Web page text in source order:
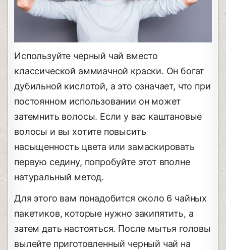
Используйте черный чай вместо
классической аммиачной краски. Он богат
дубильной кислотой, а это означает, что при
постоянном использовании он может
затемнить волосы. Если у вас каштановые
волосы и вы хотите повысить
насыщенность цвета или замаскировать
первую седину, попробуйте этот вполне
натуральный метод.
Для этого вам понадобится около 6 чайных
пакетиков, которые нужно закипятить, а
затем дать настояться. После мытья головы
вылейте приготовленный черный чай на